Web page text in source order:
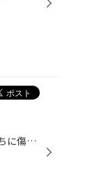
我が家のランエボ、平成11年式とボチボチなご高齢。 18年の歳月によりあちこちに傷みが目立ってきました(T ^ T) 特に気になるのが内装です。 見てたら切なくなってしまうので、補修することにしました。 けっこういい感じ♪ ちょっと若返ったかな？